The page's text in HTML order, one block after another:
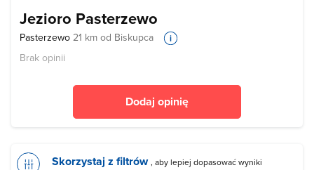
Jezioro Pasterzewo
Pasterzewo 21 km od Biskupca
Brak opinii
Dodaj opinię
Skorzystaj z filtrów , aby lepiej dopasować wyniki